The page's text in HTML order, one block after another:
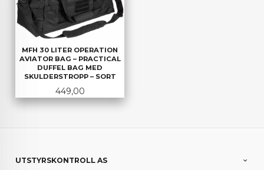
MFH 30 LITER OPERATION
AVIATOR BAG – PRACTICAL
DUFFEL BAG MED
SKULDERSTROPP – SORT
Pris
449,00
UTSTYRSKONTROLL AS